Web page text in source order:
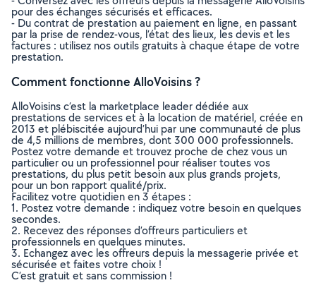
pour des échanges sécurisés et efficaces.
- Du contrat de prestation au paiement en ligne, en passant
par la prise de rendez-vous, l’état des lieux, les devis et les
factures : utilisez nos outils gratuits à chaque étape de votre
prestation.
Comment fonctionne AlloVoisins ?
AlloVoisins c’est la marketplace leader dédiée aux
prestations de services et à la location de matériel, créée en
2013 et plébiscitée aujourd’hui par une communauté de plus
de 4,5 millions de membres, dont 300 000 professionnels.
Postez votre demande et trouvez proche de chez vous un
particulier ou un professionnel pour réaliser toutes vos
prestations, du plus petit besoin aux plus grands projets,
pour un bon rapport qualité/prix.
Facilitez votre quotidien en 3 étapes :
1. Postez votre demande : indiquez votre besoin en quelques
secondes.
2. Recevez des réponses d’offreurs particuliers et
professionnels en quelques minutes.
3. Echangez avec les offreurs depuis la messagerie privée et
sécurisée et faites votre choix !
C’est gratuit et sans commission !